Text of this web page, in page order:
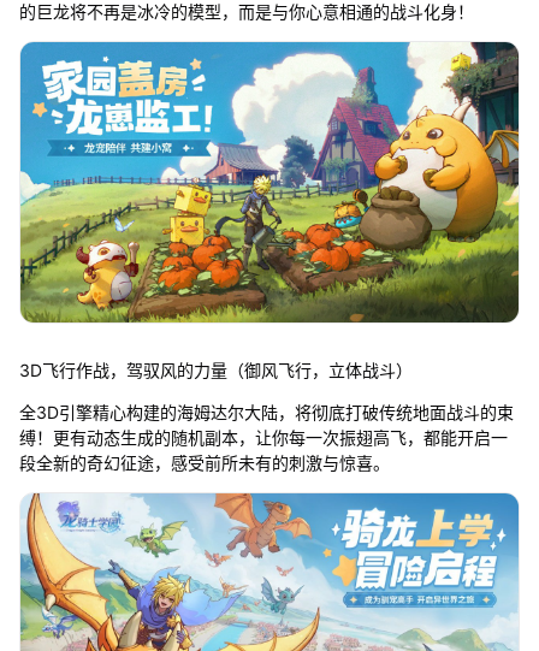
的巨龙将不再是冰冷的模型，而是与你心意相通的战斗化身！
3D飞行作战，驾驭风的力量（御风飞行，立体战斗）
全3D引擎精心构建的海姆达尔大陆，将彻底打破传统地面战斗的束
缚！更有动态生成的随机副本，让你每一次振翅高飞，都能开启一
段全新的奇幻征途，感受前所未有的刺激与惊喜。